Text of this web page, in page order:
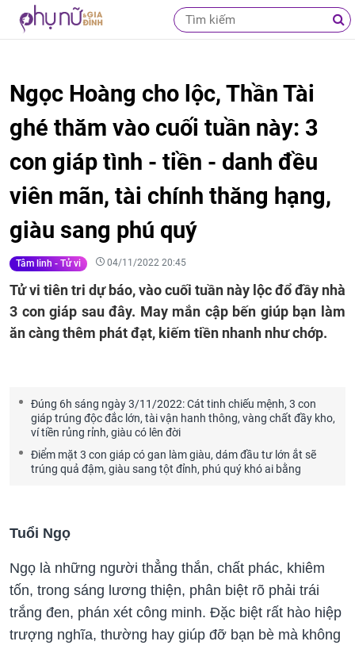
Ngọc Hoàng cho lộc, Thần Tài
ghé thăm vào cuối tuần này: 3
con giáp tình - tiền - danh đều
viên mãn, tài chính thăng hạng,
giàu sang phú quý
Tâm linh - Tử vi 04/11/2022 20:45
Tử vi tiên tri dự báo, vào cuối tuần này lộc đổ đầy nhà
3 con giáp sau đây. May mắn cập bến giúp bạn làm
ăn càng thêm phát đạt, kiếm tiền nhanh như chớp.
Đúng 6h sáng ngày 3/11/2022: Cát tinh chiếu mệnh, 3 con
giáp trúng độc đắc lớn, tài vận hanh thông, vàng chất đầy kho,
ví tiền rủng rỉnh, giàu có lên đời
Điểm mặt 3 con giáp có gan làm giàu, dám đầu tư lớn ắt sẽ
trúng quả đậm, giàu sang tột đỉnh, phú quý khó ai bằng
Tuổi Ngọ
Ngọ là những người thẳng thắn, chất phác, khiêm
tốn, trong sáng lương thiện, phân biệt rõ phải trái
trắng đen, phán xét công minh. Đặc biệt rất hào hiệp
trượng nghĩa, thường hay giúp đỡ bạn bè mà không